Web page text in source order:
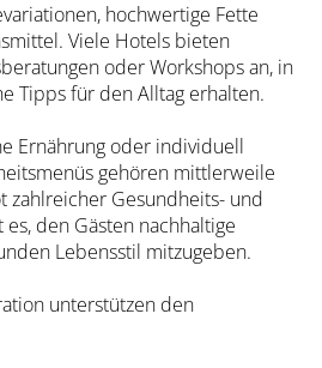
hochwertige Fette
Viele Hotels bieten
oder Workshops an, in
Tipps für den Alltag erhalten.
Ernährung oder individuell
gehören mittlerweile
zahlreicher Gesundheits- und
den Gästen nachhaltige
Lebensstil mitzugeben.
unterstützen den